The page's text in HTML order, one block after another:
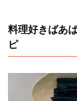
料理好きばあ
ピ